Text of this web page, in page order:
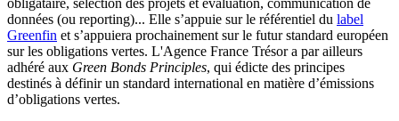
obligataire, sélection des projets et évaluation, communication de
données (ou reporting)... Elle s’appuie sur le référentiel du label
Greenfin et s’appuiera prochainement sur le futur standard européen
sur les obligations vertes. L'Agence France Trésor a par ailleurs
adhéré aux Green Bonds Principles, qui édicte des principes
destinés à définir un standard international en matière d’émissions
d’obligations vertes.